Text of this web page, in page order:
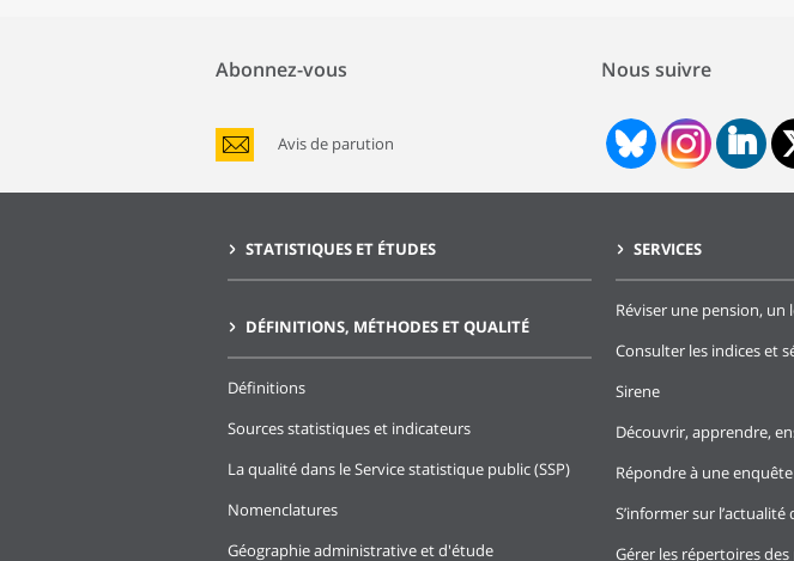
Abonnez-vous
Avis de parution
Nous suivre
STATISTIQUES ET ÉTUDES
DÉFINITIONS, MÉTHODES ET QUALITÉ
Définitions
Sources statistiques et indicateurs
La qualité dans le Service statistique public (SSP)
Nomenclatures
Géographie administrative et d'étude
SERVICES
Réviser une pension,
Consulter les indices et
Sirene
Découvrir, apprendre,
Répondre à une
S’informer sur
Gérer les répertoires